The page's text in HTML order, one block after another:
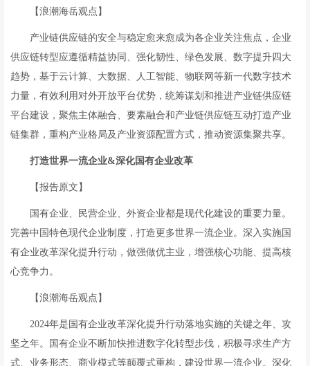
【浪潮海岳观点】
产业链供应链的安全与稳定愈来愈成为各企业关注焦点，企业
供应链转型应遵循精益协同、强化韧性、绿色发展、数字提升四大
趋势，基于云计算、大数据、人工智能、物联网等新一代数字技术
力量，有效利用对外开放平台优势，统筹谋划和推进产业链供应链
平台建设，聚焦主体融合、要素融合和产业链供应链互动打造产业
链集群，重构产业格局及产业资源配置方式，推动资源集聚共享。
打造世界一流企业&深化国有企业改革
【报告原文】
国有企业、民营企业、外资企业都是现代化建设的重要力量。
完善中国特色现代企业制度，打造更多世界一流企业。深入实施国
有企业改革深化提升行动，做强做优主业，增强核心功能、提高核
心竞争力。
【浪潮海岳观点】
2024年是国有企业改革深化提升行动落地实施的关键之年、攻
坚之年。国有企业不断加快推进数字化转型步伐，积极寻求生产方
式、业务形态、商业模式等颠覆式重构，建设世界一流企业。深化